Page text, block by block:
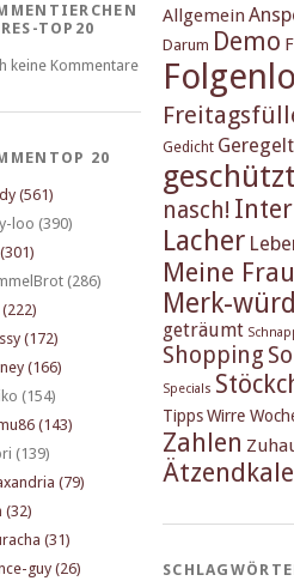
TOP20
keine Kommentare
20
(561)
loo (390)
(286)
(172)
(166)
(154)
(143)
(139)
(79)
(32)
(31)
guy (26)
Allgemein
Darum Demo
Gedicht Geregelt
geschützt
nasch!
Lacher
Meine
Merk-
geträumt
Shopping
Specials
TippsWirre
Zahlen